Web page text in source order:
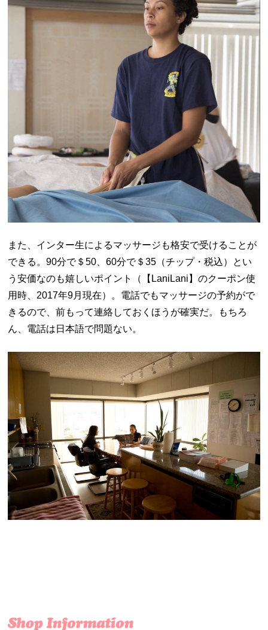
また、インター生によるマッサージも格安で受けることが
できる。90分で＄50 、60分で＄35 （チップ・税込）とい
う安価なのも嬉しいポイント（【 LaniLani 】のクーポン使
用時、 2017年9月現在）。電話でもマッサージの予約がで
きるので、前もって連絡しておくほうが確実だ。もちろ
ん、電話は日本語で問題ない。